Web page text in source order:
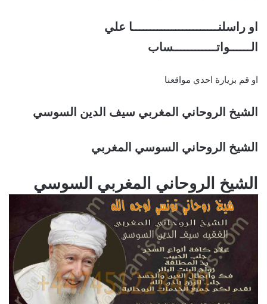
او راسلنــــــــــــــــــــــــا علي
الــــــواتــــــــــــساب
او قم بزيارة احدي مواقعنا
الشيخ الروحاني المغربي سيف الدين السوسي
الشيخ الروحاني السوسي المغربي
الشيخ الروحاني المغربي السوسي